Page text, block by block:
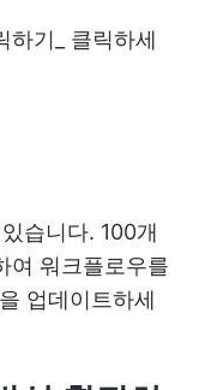
하기_ 클릭하세
습니다. 100개
여 워크플로우를
업데이트하세